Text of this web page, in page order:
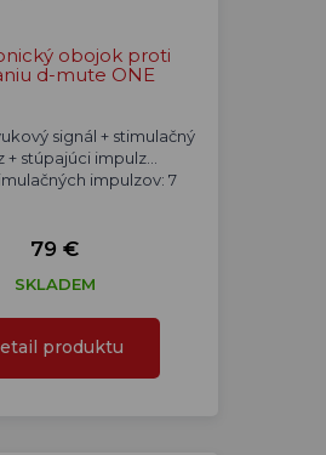
obojok proti
d-mute ONE
signál + stimulačný
+ stúpajúci impulz...
impulzov: 7
79 €
SKLADEM
produktu